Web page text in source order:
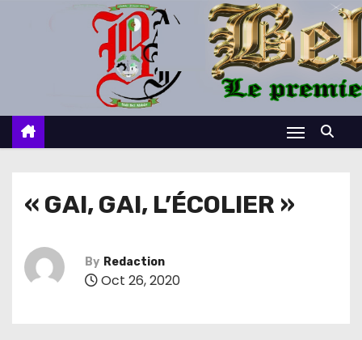
c
« GAI, GAI, L’ÉCOLIER »
By Redaction
Oct 26, 2020